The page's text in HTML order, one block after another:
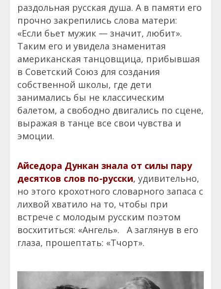
раздольная русская душа. А в памяти его
прочно закрепились слова матери:
«Если бьет мужик — значит, любит».
Таким его и увидела знаменитая
американская танцовщица, прибывшая
в Советский Союз для создания
собственной школы, где дети
занимались бы не классическим
балетом, а свободно двигались по сцене,
выражая в танце все свои чувства и
эмоции.
Айседора Дункан знала от силы пару
десятков слов по-русски, удивительно,
но этого крохотного словарного запаса с
лихвой хватило на то, чтобы при
встрече с молодым русским поэтом
восхититься: «Ангель». А заглянув в его
глаза, прошептать: «Тчорт».